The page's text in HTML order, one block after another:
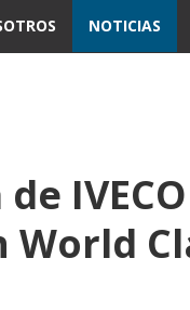
NOTICIAS
World